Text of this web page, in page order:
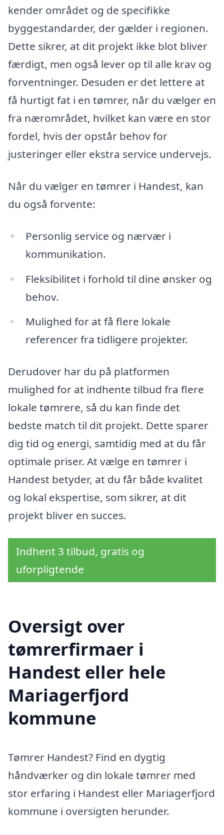
kender området og de specifikke
byggestandarder, der gælder i regionen.
Dette sikrer, at dit projekt ikke blot bliver
færdigt, men også lever op til alle krav og
forventninger. Desuden er det lettere at
få hurtigt fat i en tømrer, når du vælger en
fra nærområdet, hvilket kan være en stor
fordel, hvis der opstår behov for
justeringer eller ekstra service undervejs.
Når du vælger en tømrer i Handest, kan
du også forvente:
Personlig service og nærvær i
kommunikation.
Fleksibilitet i forhold til dine ønsker og
behov.
Mulighed for at få flere lokale
referencer fra tidligere projekter.
Derudover har du på platformen
mulighed for at indhente tilbud fra flere
lokale tømrere, så du kan finde det
bedste match til dit projekt. Dette sparer
dig tid og energi, samtidig med at du får
optimale priser. At vælge en tømrer i
Handest betyder, at du får både kvalitet
og lokal ekspertise, som sikrer, at dit
projekt bliver en succes.
Indhent 3 tilbud, gratis og
uforpligtende
Oversigt over
tømrerfirmaer i
Handest eller hele
Mariagerfjord
kommune
Tømrer Handest? Find en dygtig
håndværker og din lokale tømrer med
stor erfaring i Handest eller Mariagerfjord
kommune i oversigten herunder.